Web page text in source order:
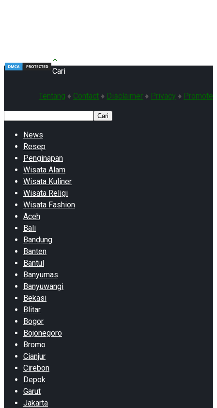
Tentang ♦ Contact ♦ Disclaimer ♦ Privacy ♦ Promote
Cari
Cari
News
Resep
Penginapan
Wisata Alam
Wisata Kuliner
Wisata Religi
Wisata Fashion
Aceh
Bali
Bandung
Banten
Bantul
Banyumas
Banyuwangi
Bekasi
Blitar
Bogor
Bojonegoro
Bromo
Cianjur
Cirebon
Depok
Garut
Jakarta